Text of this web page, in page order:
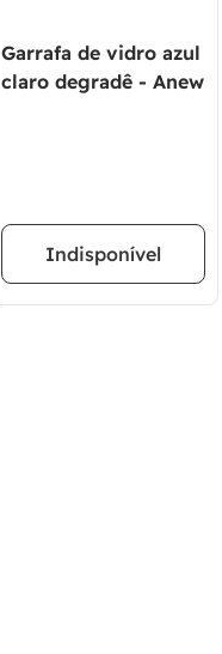
Garrafa de vidro azul
claro degradê - Anew
Indisponível